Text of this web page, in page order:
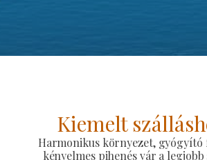
Kiemelt
Harmonikus környezet, gyógyító
kényelmes pihenés vár a legjobb